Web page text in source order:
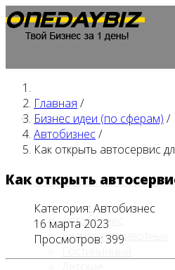
Главная
Бизнес идеи (по сферам)
Автобизнес
Бизнес на животных
Гостиничный
Главная /
Бизнес идеи (по сферам) /
Автобизнес/
Как открыть автосервис
Как открыть
Категория: Автобизнес
16 марта 2023
Просмотров: 399